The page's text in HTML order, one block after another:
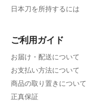
日本刀を所持するには
ご利用ガイド
お届け・配送について
お支払い方法について
商品の取り置きについて
正真保証